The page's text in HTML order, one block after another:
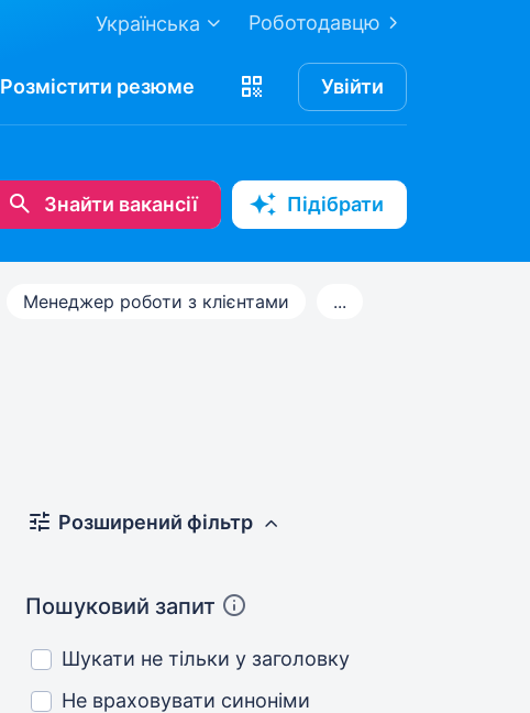
Роботодавцю
Українська
Розмістити резюме Увійти
Знайти вакансії Підібрати
Менеджер роботи з клієнтами ...
Розширений фільтр
Пошуковий запит
Шукати не тільки у заголовку
Не враховувати синоніми